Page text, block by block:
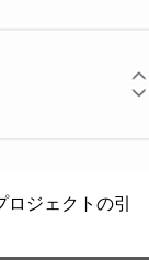
ジェクトの引